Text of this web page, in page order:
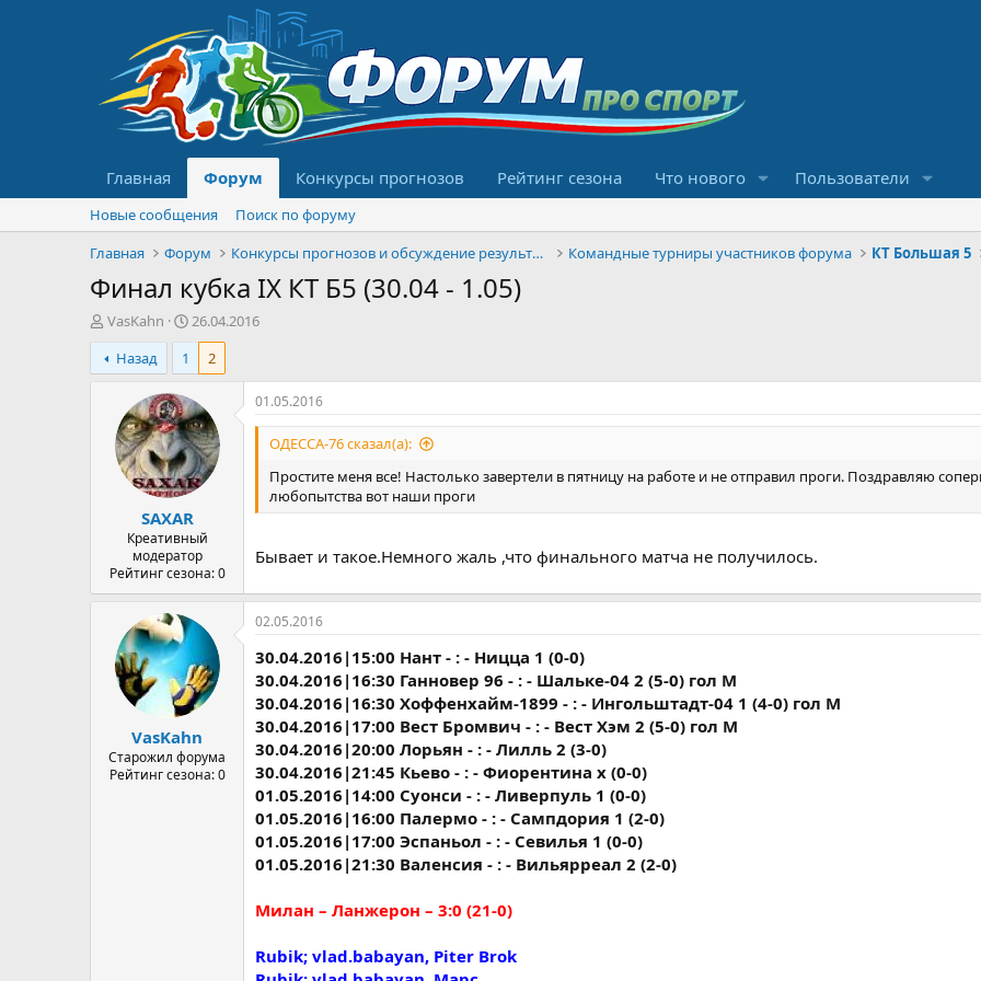
Главная Форум Конкурсы прогнозов Рейтинг сезона Что нового Пользователи
Новые сообщения
Поиск по форуму
Главная
Форум Конкурсы прогнозов и обсуждение результатов Командные турниры участников форума КТ Большая 5
Финал кубка IX КТ Б5 (30.04 - 1.05)
А
в
т
о
м
VasKahn
Д
а
а
н
а
ч
а
л
а
26.04.2016
Назад
1 2
SAXAR
Креативный
модератор
Рейтинг сезона: 0
01.05.2016
ОДЕССА-76 сказал(а):
Простите меня все! Настолько завертели в пятницу на работе и не отправил проги. Поздравляю
любопытства вот наши проги
Бывает и такое.Немного жаль ,что финального матча не получилось.
VasKahn
Старожил форума
Рейтинг сезона: 0
02.05.2016
30.04.2016|15:00 Нант - : - Ницца 1 (0-0)
30.04.2016|16:30 Ганновер 96 - : - Шальке-04 2 (5-0) гол М
30.04.2016|16:30 Хоффенхайм-1899 - : - Ингольштадт-04 1 (4-0) гол М
30.04.2016|17:00 Вест Бромвич - : - Вест Хэм 2 (5-0) гол М
30.04.2016|20:00 Лорьян - : - Лилль 2 (3-0)
30.04.2016|21:45 Кьево - : - Фиорентина х (0-0)
01.05.2016|14:00 Суонси - : - Ливерпуль 1 (0-0)
01.05.2016|16:00 Палермо - : - Сампдория 1 (2-0)
01.05.2016|17:00 Эспаньол - : - Севилья 1 (0-0)
01.05.2016|21:30 Валенсия - : - Вильярреал 2 (2-0)
Милан – Ланжерон – 3:0 (21-0)
Rubik; vlad.babayan, Piter Brok